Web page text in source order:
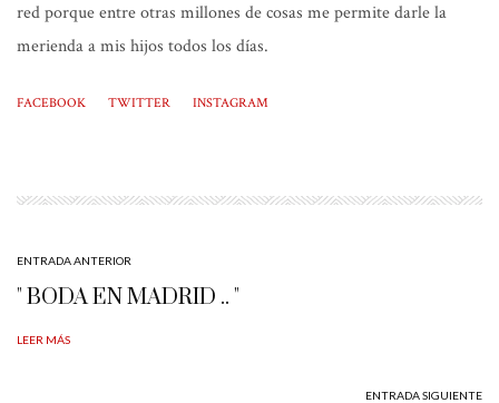
red porque entre otras millones de cosas me permite darle la
merienda a mis hijos todos los días.
FACEBOOK TWITTER INSTAGRAM
ENTRADA ANTERIOR
" BODA EN MADRID .. "
LEER MÁS
ENTRADA SIGUIENTE